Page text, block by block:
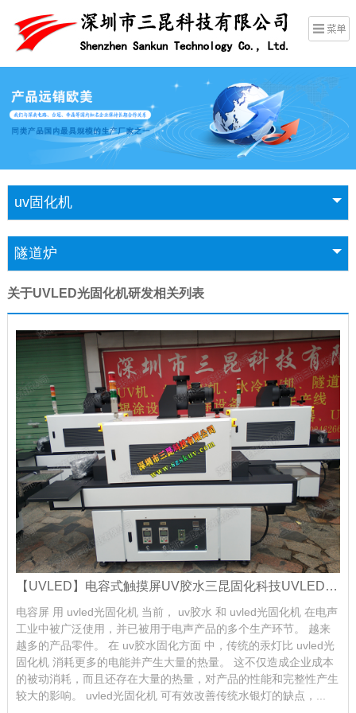
uv固化机
隧道炉
关于UVLED光固化机研发相关列表
【UVLED】电容式触摸屏UV胶水三昆固化科技UVLED光固化机
电容屏 用 uvled光固化机 当前， uv胶水 和 uvled光固化机 在电声
工业中被广泛使用，并已被用于电声产品的多个生产环节。 越来
越多的产品零件。 在 uv胶水固化方面 中，传统的汞灯比 uvled光
固化机 消耗更多的电能并产生大量的热量。 这不仅造成企业成本
的被动消耗，而且还存在大量的热量，对产品的性能和完整性产生
较大的影响。 uvled光固化机 可有效改善传统水银灯的缺点，...